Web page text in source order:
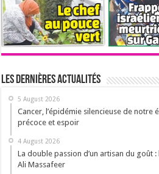
Les dernières actualités
5 August 2026
Cancer, l’épidémie silencieuse de
précoce et espoir
4 August 2026
La double passion d’un artisan du goût
Ali Massafeer